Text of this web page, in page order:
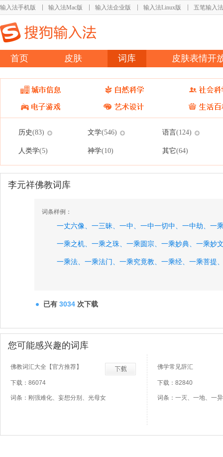
输入法手机版 输入法Mac版 输入法企业版 输入法Linux版 五笔输入法
首页 皮肤 词库 皮肤表情开
历史(83) 文学(546) 语言(124)
人类学(5) 神学(10) 其它(64)
李元祥佛教词库
词条样例：
一丈六像、 一三昧、 一中、 一中一切中、 一中劫、 一
一乘之机、 一乘之珠、 一乘圆宗、 一乘妙典、 一乘妙
一乘法、 一乘法门、 一乘究竟教、 一乘经、 一乘菩提
已有 3034 次下载
您可能感兴趣的词库
佛教词汇大全【官方推荐】
下载：86074
词条：刚强难化、妄想分别、光母女
佛学常见辞汇
下载：82840
词条：一灭、一地、一